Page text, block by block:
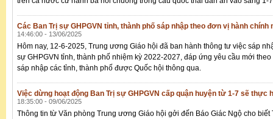
Các Ban Trị sự GHPGVN tỉnh, thành phố sáp nhập theo đơn vị hành
14:46:00 - 13/06/2025
Hôm nay, 12-6-2025, Trung ương Giáo hội đã ban hành thông tư việc sáp
sự GHPGVN tỉnh, thành phố nhiệm kỳ 2022-2027, đáp ứng yêu cầu mới theo
sáp nhập các tỉnh, thành phố được Quốc hội thông qua.
Việc dừng hoạt động Ban Trị sự GHPGVN cấp quận huyện từ 1-7 sẽ thực
18:35:00 - 09/06/2025
Thông tin từ Văn phòng Trung ương Giáo hội gởi đến Báo Giác Ngộ cho biết